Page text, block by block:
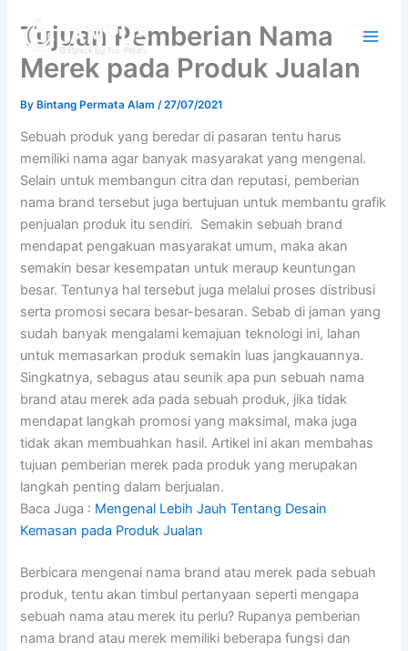
content
Tujuan Pemberian Nama
Merek pada Produk Jualan
ByBintang Permata Alam/27/07/2021
Sebuah produk yang beredar di pasaran tentu harus
memiliki nama agar banyak masyarakat yang mengenal.
Selain untuk membangun citra dan reputasi, pemberian
nama brand tersebut juga bertujuan untuk membantu grafik
penjualan produk itu sendiri. Semakin sebuah brand
mendapat pengakuan masyarakat umum, maka akan
semakin besar kesempatan untuk meraup keuntungan
besar. Tentunya hal tersebut juga melalui proses distribusi
serta promosi secara besar-besaran. Sebab di jaman yang
sudah banyak mengalami kemajuan teknologi ini, lahan
untuk memasarkan produk semakin luas jangkauannya.
Singkatnya, sebagus atau seunik apa pun sebuah nama
brand atau merek ada pada sebuah produk, jika tidak
mendapat langkah promosi yang maksimal, maka juga
tidak akan membuahkan hasil. Artikel ini akan membahas
tujuan pemberian merek pada produk yang merupakan
langkah penting dalam berjualan.
Baca Juga : Mengenal Lebih Jauh Tentang Desain
Kemasan pada Produk Jualan
Berbicara mengenai nama brand atau merek pada sebuah
produk, tentu akan timbul pertanyaan seperti mengapa
sebuah nama atau merek itu perlu? Rupanya pemberian
nama brand atau merek memiliki beberapa fungsi dan